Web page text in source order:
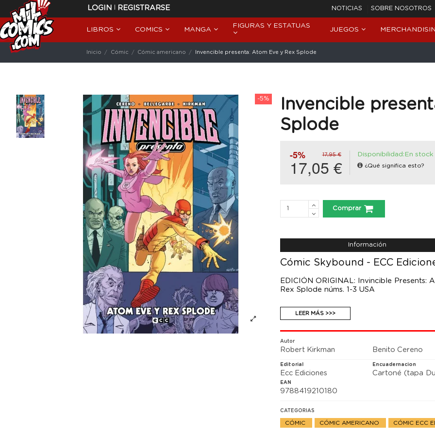
LOGIN | REGISTRARSE NOTICIAS SOBRE NOSOTROS
LIBROS COMICS MANGA
FIGURAS Y ESTATUAS
JUEGOS
Inicio Cómic Cómic americano Invencible presenta: Atom Eve y Rex Splode
-5%
Invencible
Splode
-5% 17,95 €
17,05 €
Disponibilidad:En stock
¿Qué significa esto?
Comprar
Información
Cómic Skybound - ECC
EDICIÓN ORIGINAL: Invincible Presents:
Rex Splode núms. 1-3 USA
El cocreador de Invencible, Robert
Bellagarde para revelarnos la historia
perder, íntimamente conectado con la
LEER MÁS >>>
Autor
Robert Kirkman Benito Cereno
Editorial
Ecc Ediciones
Encuadernacion
Cartoné (tapa
EAN
9788419210180
CATEGORIAS
CÓMIC CÓMIC AMERICANO CÓMIC ECC